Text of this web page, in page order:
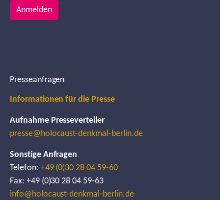
Anmelden
Presseanfragen
Informationen für die Presse
Aufnahme Presseverteiler
presse@holocaust-denkmal-berlin.de
Sonstige Anfragen
Telefon: +49 (0)30 28 04 59-60
Fax: +49 (0)30 28 04 59-63
info@holocaust-denkmal-berlin.de